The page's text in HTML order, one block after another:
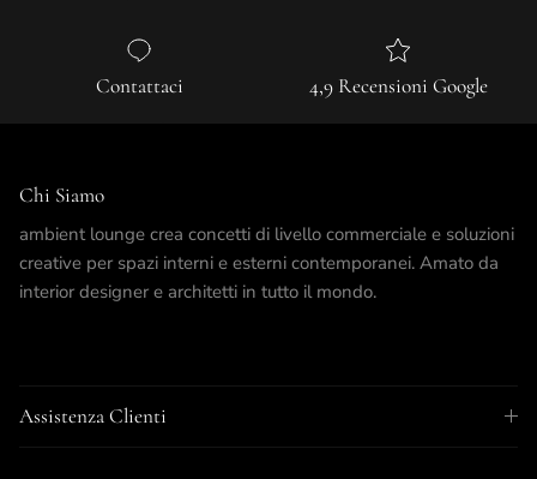
Contattaci 4,9 Recensioni Google
Chi Siamo
ambient lounge crea concetti di livello commerciale e soluzioni
creative per spazi interni e esterni contemporanei. Amato da
interior designer e architetti in tutto il mondo.
Assistenza Clienti